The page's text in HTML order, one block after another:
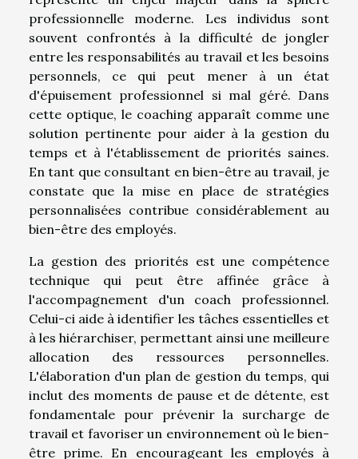
professionnelle moderne. Les individus sont
souvent confrontés à la difficulté de jongler
entre les responsabilités au travail et les besoins
personnels, ce qui peut mener à un état
d'épuisement professionnel si mal géré. Dans
cette optique, le coaching apparaît comme une
solution pertinente pour aider à la gestion du
temps et à l'établissement de priorités saines.
En tant que consultant en bien-être au travail, je
constate que la mise en place de stratégies
personnalisées contribue considérablement au
bien-être des employés.
La gestion des priorités est une compétence
technique qui peut être affinée grâce à
l'accompagnement d'un coach professionnel.
Celui-ci aide à identifier les tâches essentielles et
à les hiérarchiser, permettant ainsi une meilleure
allocation des ressources personnelles.
L'élaboration d'un plan de gestion du temps, qui
inclut des moments de pause et de détente, est
fondamentale pour prévenir la surcharge de
travail et favoriser un environnement où le bien-
être prime. En encourageant les employés à